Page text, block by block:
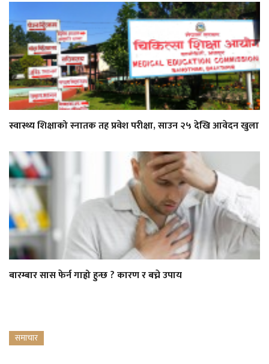
स्वास्थ्य शिक्षाको स्नातक तह प्रवेश परीक्षा, साउन २५ देखि आवेदन खुला
बारम्बार सास फेर्न गाह्रो हुन्छ ? कारण र बच्ने उपाय
समाचार